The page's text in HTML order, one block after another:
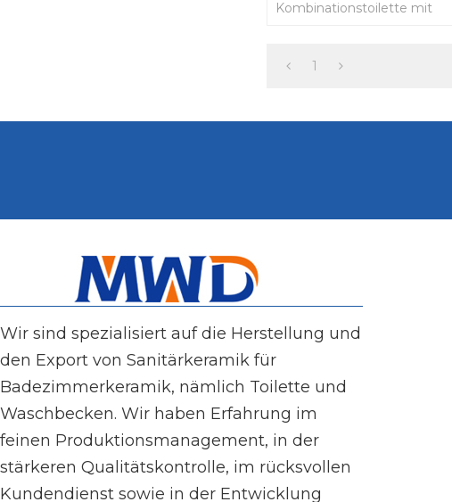
Kombinationstoilette mit
1
Wir sind spezialisiert auf die Herstellung und
den Export von Sanitärkeramik für
Badezimmerkeramik, nämlich Toilette und
Waschbecken. Wir haben Erfahrung im
feinen Produktionsmanagement, in der
stärkeren Qualitätskontrolle, im rücksvollen
Kundendienst sowie in der Entwicklung